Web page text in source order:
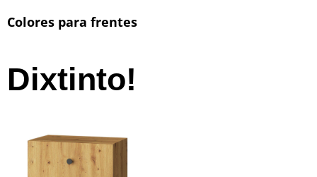
Colores para frentes
Dixtinto!